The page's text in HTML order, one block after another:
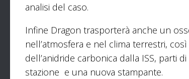
analisi del caso.
Infine Dragon trasporterà anche un
nell’atmosfera e nel clima terrestri,
dell’anidride carbonica dalla ISS, parti
stazione e una nuova stampante.